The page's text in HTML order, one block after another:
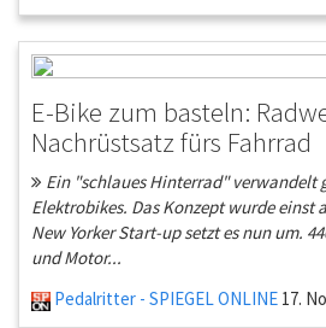
E-Bike zum basteln:
Nachrüstsatz fürs Fahrrad
Ein "schlaues Hinterrad" verwandelt
Elektrobikes. Das Konzept wurde einst
New Yorker Start-up setzt es nun um.
und Motor...
Pedalritter - SPIEGEL ONLINE 17.